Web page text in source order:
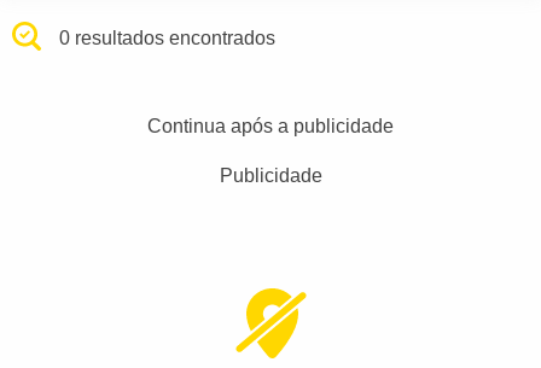
0 resultados encontrados
Continua após a publicidade
Publicidade